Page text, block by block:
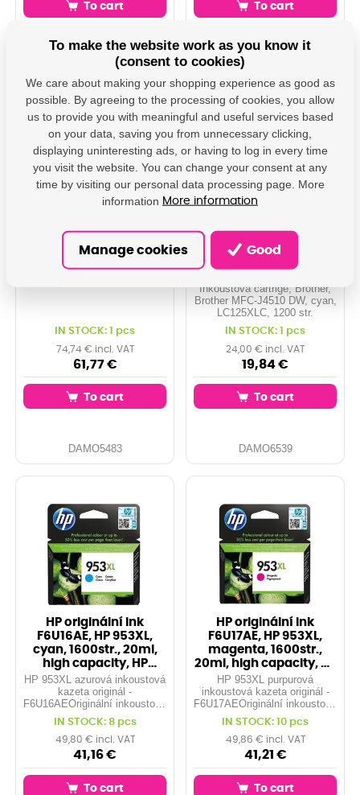
To cart
DAMO01968
To cart
DAMO02101_20
HP originální ink
CN045AE#301,
No.950XL, black,
2300str., 53ml, BLISTR,
HP Officejet Pro 8
IN STOCK: 1 pcs
74,74 € incl. VAT
61,77 €
To cart
DAMO5483
Brother originální ink
LC-125XLC, cyan,
1200str., Brother MFC-
J4510 DW
Inkoustová cartrige, Brother,
Brother MFC-J4510 DW, cyan,
LC125XLC, 1200 str.
IN STOCK: 1 pcs
24,00 € incl. VAT
19,84 €
To cart
DAMO6539
HP originální ink
F6U16AE, HP 953XL,
cyan, 1600str., 20ml,
high capacity, HP
OfficeJet Pro
HP 953XL azurová inkoustová
kazeta originál -
F6U16AEOriginální inkoustová
kazeta HPOEM. No:
F6U16AEBarva:
azurováVýkon: 1600
stranKompatibilita:HP
Officejet Pro 8218HP Officejet
Pro 8710HP...
IN STOCK: 8 pcs
49,80 € incl. VAT
41,16 €
To cart
HP originální ink
F6U17AE, HP 953XL,
magenta, 1600str.,
20ml, high capacity, HP
OfficeJet
HP 953XL purpurová
inkoustová kazeta originál -
F6U17AEOriginální inkoustová
kazeta HPOEM. No:
F6U17AEBarva:
purpurováVýkon: 1600
stranKompatibilita:HP
Officejet Pro 8218HP Officejet
Pro...
IN STOCK: 10 pcs
49,86 € incl. VAT
41,21 €
To cart
To make the website work as you know it
(consent to cookies)
We care about making your shopping experience as good as
possible. By agreeing to the processing of cookies, you allow
us to provide you with meaningful and useful services based
on your data, saving you from unnecessary clicking,
displaying uninteresting ads, or having to log in every time
you visit the website. You can change your consent at any
time by visiting our personal data processing page. More
information More information
Manage cookies Good